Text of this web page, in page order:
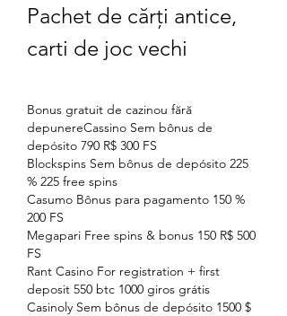
Pachet de cărți antice,
carti de joc vechi
Bonus gratuit de cazinou fără
depunereCassino Sem bônus de
depósito 790 R$ 300 FS
Blockspins Sem bônus de depósito 225
% 225 free spins
Casumo Bônus para pagamento 150 %
200 FS
Megapari Free spins & bonus 150 R$ 500
FS
Rant Casino For registration + first
deposit 550 btc 1000 giros grátis
Casinoly Sem bônus de depósito 1500 $